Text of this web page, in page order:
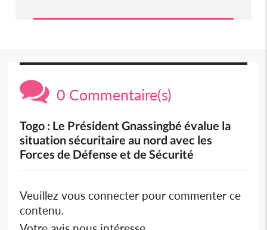
0 Commentaire(s)
Togo : Le Président Gnassingbé évalue la
situation sécuritaire au nord avec les
Forces de Défense et de Sécurité
Veuillez vous connecter pour commenter ce
contenu.